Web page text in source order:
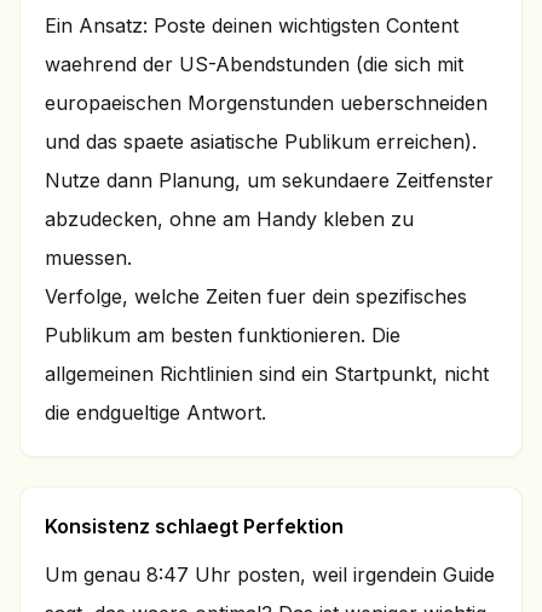
Ein Ansatz: Poste deinen wichtigsten Content
waehrend der US-Abendstunden (die sich mit
europaeischen Morgenstunden ueberschneiden
und das spaete asiatische Publikum erreichen).
Nutze dann Planung, um sekundaere Zeitfenster
abzudecken, ohne am Handy kleben zu
muessen.
Verfolge, welche Zeiten fuer dein spezifisches
Publikum am besten funktionieren. Die
allgemeinen Richtlinien sind ein Startpunkt, nicht
die endgueltige Antwort.
Konsistenz schlaegt Perfektion
Um genau 8:47 Uhr posten, weil irgendein Guide